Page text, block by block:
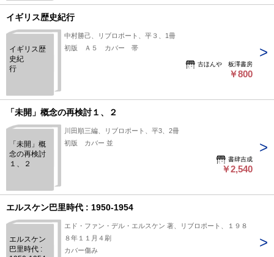
日本学者7
イギリス歴史紀行
イギリス歴
史紀
行
中村勝己、リブロポート、平３、1冊
初版 Ａ５ カバー 帯
古ほんや 板澤書房
￥800
「未開」概念の再検討１、２
「未開」概
念の再検討
１、２
川田順三編、リブロポート、平3、2冊
初版 カバー 並
書肆吉成
￥2,540
エルスケン巴里時代 : 1950-1954
エルスケン
巴里時代 :
エド・ファン・デル・エルスケン 著、リブロポート、１９８
８年１１月４刷
カバー傷み